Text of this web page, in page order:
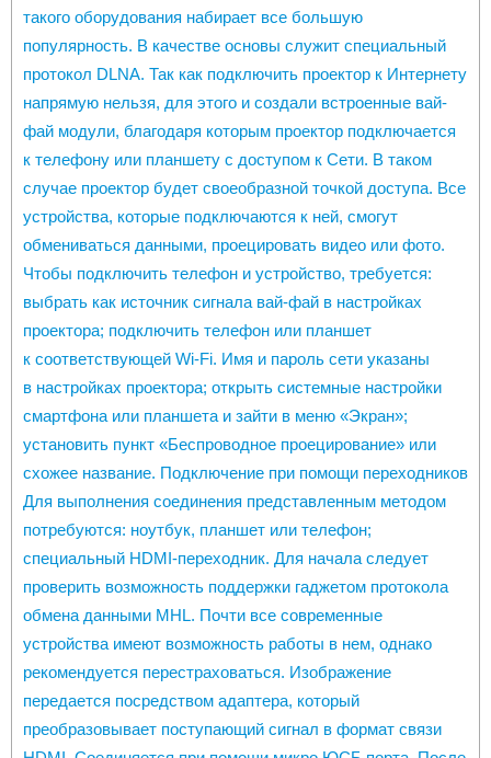
такого оборудования набирает все большую
популярность. В качестве основы служит специальный
протокол DLNA. Так как подключить проектор к Интернету
напрямую нельзя, для этого и создали встроенные вай-
фай модули, благодаря которым проектор подключается
к телефону или планшету с доступом к Сети. В таком
случае проектор будет своеобразной точкой доступа. Все
устройства, которые подключаются к ней, смогут
обмениваться данными, проецировать видео или фото.
Чтобы подключить телефон и устройство, требуется:
выбрать как источник сигнала вай-фай в настройках
проектора; подключить телефон или планшет
к соответствующей Wi-Fi. Имя и пароль сети указаны
в настройках проектора; открыть системные настройки
смартфона или планшета и зайти в меню «Экран»;
установить пункт «Беспроводное проецирование» или
схожее название. Подключение при помощи переходников
Для выполнения соединения представленным методом
потребуются: ноутбук, планшет или телефон;
специальный HDMI-переходник. Для начала следует
проверить возможность поддержки гаджетом протокола
обмена данными MHL. Почти все современные
устройства имеют возможность работы в нем, однако
рекомендуется перестраховаться. Изображение
передается посредством адаптера, который
преобразовывает поступающий сигнал в формат связи